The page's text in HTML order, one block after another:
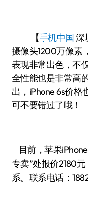
【手机中国深
摄像头1200万像素
表现非常出色，不
全性能也是非常高
出，iPhone 6s价格
可不要错过了哦！
目前，苹果iPhone
专卖”处报价2180元
系。联系电话：